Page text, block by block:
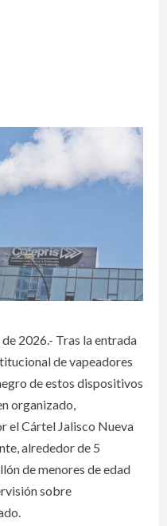
2026.- Tras la entrada
de vapeadores
de estos dispositivos
organizado,
el Cártel Jalisco Nueva
alrededor de 5
de menores de edad
sobre